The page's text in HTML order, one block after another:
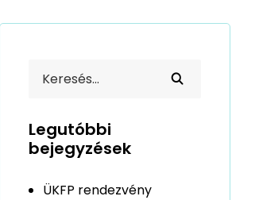
Legutóbbi
bejegyzések
ÜKFP rendezvény